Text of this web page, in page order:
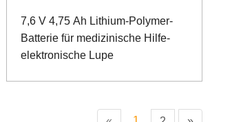
7,6 V 4,75 Ah Lithium-Polymer-
Batterie für medizinische Hilfe-
elektronische Lupe